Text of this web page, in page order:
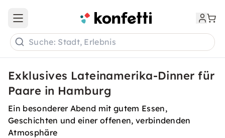
Open main menu
Suche: Stadt, Erlebnis
Exklusives Lateinamerika-Dinner für
Paare in Hamburg
Ein besonderer Abend mit gutem Essen,
Geschichten und einer offenen, verbindenden
Atmosphäre